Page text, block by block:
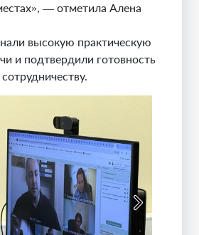
— отметила Алена
высокую практическую
и подтвердили готовность